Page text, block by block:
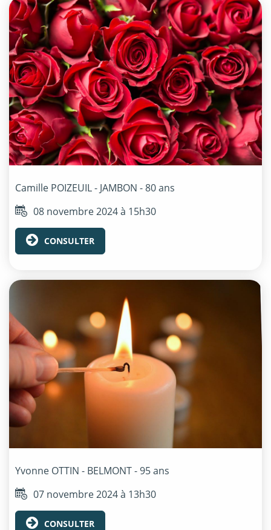
Camille POIZEUIL - JAMBON - 80 ans
08 novembre 2024 à 15h30
CONSULTER
Yvonne OTTIN - BELMONT- 95 ans
07 novembre 2024 à 13h30
CONSULTER